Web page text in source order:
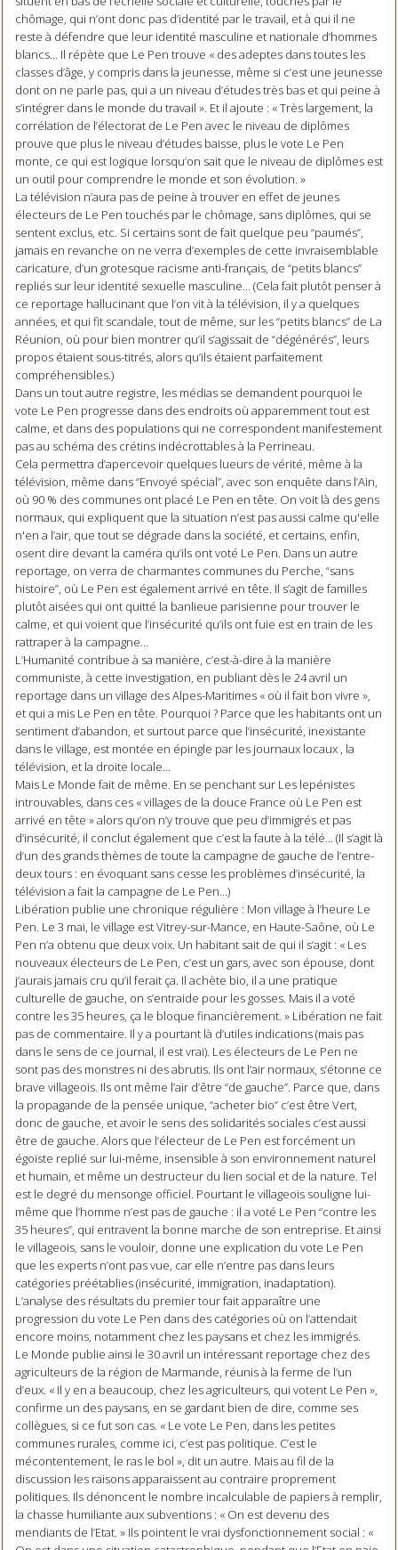
chômage, qui n’ont donc pas d’identité par le travail, et à qui il ne
reste à défendre que leur identité masculine et nationale d’hommes
blancs... Il répète que Le Pen trouve « des adeptes dans toutes les
classes d’âge, y compris dans la jeunesse, même si c’est une jeunesse
dont on ne parle pas, qui a un niveau d’études très bas et qui peine à
s’intégrer dans le monde du travail ». Et il ajoute : « Très largement, la
corrélation de l’électorat de Le Pen avec le niveau de diplômes
prouve que plus le niveau d’études baisse, plus le vote Le Pen
monte, ce qui est logique lorsqu’on sait que le niveau de diplômes est
un outil pour comprendre le monde et son évolution. »
La télévision n’aura pas de peine à trouver en effet de jeunes
électeurs de Le Pen touchés par le chômage, sans diplômes, qui se
sentent exclus, etc. Si certains sont de fait quelque peu “paumés”,
jamais en revanche on ne verra d’exemples de cette invraisemblable
caricature, d’un grotesque racisme anti-français, de “petits blancs”
repliés sur leur identité sexuelle masculine... (Cela fait plutôt penser à
ce reportage hallucinant que l’on vit à la télévision, il y a quelques
années, et qui fit scandale, tout de même, sur les “petits blancs” de La
Réunion, où pour bien montrer qu’il s’agissait de “dégénérés”, leurs
propos étaient sous-titrés, alors qu’ils étaient parfaitement
compréhensibles.)
Dans un tout autre registre, les médias se demandent pourquoi le
vote Le Pen progresse dans des endroits où apparemment tout est
calme, et dans des populations qui ne correspondent manifestement
pas au schéma des crétins indécrottables à la Perrineau.
Cela permettra d’apercevoir quelques lueurs de vérité, même à la
télévision, même dans “Envoyé spécial”, avec son enquête dans l’Ain,
où 90 % des communes ont placé Le Pen en tête. On voit là des gens
normaux, qui expliquent que la situation n’est pas aussi calme qu'elle
n'en a l’air, que tout se dégrade dans la société, et certains, enfin,
osent dire devant la caméra qu’ils ont voté Le Pen. Dans un autre
reportage, on verra de charmantes communes du Perche, “sans
histoire”, où Le Pen est également arrivé en tête. Il s’agit de familles
plutôt aisées qui ont quitté la banlieue parisienne pour trouver le
calme, et qui voient que l’insécurité qu’ils ont fuie est en train de les
rattraper à la campagne...
L’Humanité contribue à sa manière, c’est-à-dire à la manière
communiste, à cette investigation, en publiant dès le 24 avril un
reportage dans un village des Alpes-Maritimes « où il fait bon vivre »,
et qui a mis Le Pen en tête. Pourquoi ? Parce que les habitants ont un
sentiment d’abandon, et surtout parce que l’insécurité, inexistante
dans le village, est montée en épingle par les journaux locaux , la
télévision, et la droite locale...
Mais Le Monde fait de même. En se penchant sur Les lepénistes
introuvables, dans ces « villages de la douce France où Le Pen est
arrivé en tête » alors qu’on n’y trouve que peu d’immigrés et pas
d’insécurité, il conclut également que c’est la faute à la télé... (Il s’agit là
d’un des grands thèmes de toute la campagne de gauche de l’entre-
deux tours : en évoquant sans cesse les problèmes d’insécurité, la
télévision a fait la campagne de Le Pen...)
Libération publie une chronique régulière : Mon village à l’heure Le
Pen. Le 3 mai, le village est Vitrey-sur-Mance, en Haute-Saône, où Le
Pen n’a obtenu que deux voix. Un habitant sait de qui il s’agit : « Les
nouveaux électeurs de Le Pen, c’est un gars, avec son épouse, dont
j’aurais jamais cru qu’il ferait ça. Il achète bio, il a une pratique
culturelle de gauche, on s’entraide pour les gosses. Mais il a voté
contre les 35 heures, ça le bloque financièrement. » Libération ne fait
pas de commentaire. Il y a pourtant là d’utiles indications (mais pas
dans le sens de ce journal, il est vrai). Les électeurs de Le Pen ne
sont pas des monstres ni des abrutis. Ils ont l’air normaux, s’étonne ce
brave villageois. Ils ont même l’air d’être “de gauche”. Parce que, dans
la propagande de la pensée unique, “acheter bio” c’est être Vert,
donc de gauche, et avoir le sens des solidarités sociales c’est aussi
être de gauche. Alors que l’électeur de Le Pen est forcément un
égoïste replié sur lui-même, insensible à son environnement naturel
et humain, et même un destructeur du lien social et de la nature. Tel
est le degré du mensonge officiel. Pourtant le villageois souligne lui-
même que l’homme n’est pas de gauche : il a voté Le Pen “contre les
35 heures”, qui entravent la bonne marche de son entreprise. Et ainsi
le villageois, sans le vouloir, donne une explication du vote Le Pen
que les experts n’ont pas vue, car elle n’entre pas dans leurs
catégories préétablies (insécurité, immigration, inadaptation).
L’analyse des résultats du premier tour fait apparaître une
progression du vote Le Pen dans des catégories où on l’attendait
encore moins, notamment chez les paysans et chez les immigrés.
Le Monde publie ainsi le 30 avril un intéressant reportage chez des
agriculteurs de la région de Marmande, réunis à la ferme de l’un
d’eux. « Il y en a beaucoup, chez les agriculteurs, qui votent Le Pen »,
confirme un des paysans, en se gardant bien de dire, comme ses
collègues, si ce fut son cas. « Le vote Le Pen, dans les petites
communes rurales, comme ici, c’est pas politique. C’est le
mécontentement, le ras le bol », dit un autre. Mais au fil de la
discussion les raisons apparaissent au contraire proprement
politiques. Ils dénoncent le nombre incalculable de papiers à remplir,
la chasse humiliante aux subventions : « On est devenu des
mendiants de l’Etat. » Ils pointent le vrai dysfonctionnement social : «